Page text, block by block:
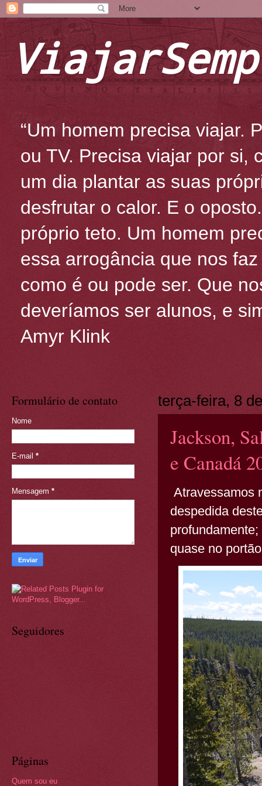
“Um homem precisa viajar.
ou TV. Precisa viajar por si,
um dia plantar as suas
desfrutar o calor. E o
próprio teto. Um homem
essa arrogância que nos
como é ou pode ser. Que
deveríamos ser alunos, e
Amyr Klink
terça-feira, 8
Jackson,
e Canadá
Atravessamos
despedida
quase no
Formulário de contato
Nome
E-mail *
Mensagem *
Seguidores
Páginas
Quem sou eu